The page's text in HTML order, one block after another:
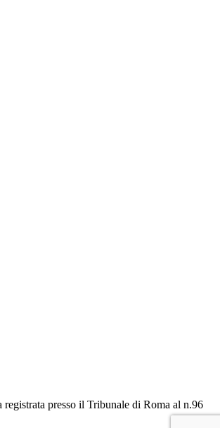
presso il Tribunale di Roma al n.96